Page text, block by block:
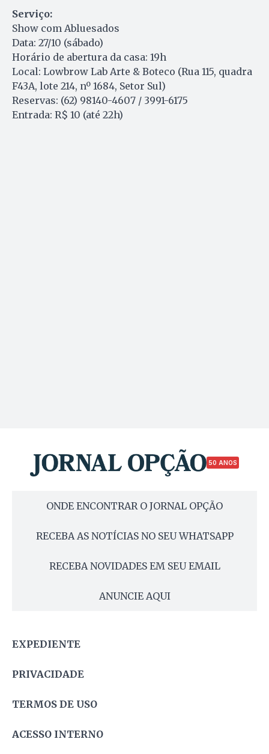
Serviço:
Show com Abluesados
Data: 27/10 (sábado)
Horário de abertura da casa: 19h
Local: Lowbrow Lab Arte & Boteco (Rua 115, quadra
F43A, lote 214, nº 1684, Setor Sul)
Reservas: (62) 98140-4607 / 3991-6175
Entrada: R$ 10 (até 22h)
50 ANOS
ONDE ENCONTRAR O JORNAL OPÇÃO
RECEBA AS NOTÍCIAS NO SEU WHATSAPP
RECEBA NOVIDADES EM SEU EMAIL
ANUNCIE AQUI
EXPEDIENTE
PRIVACIDADE
TERMOS DE USO
ACESSO INTERNO